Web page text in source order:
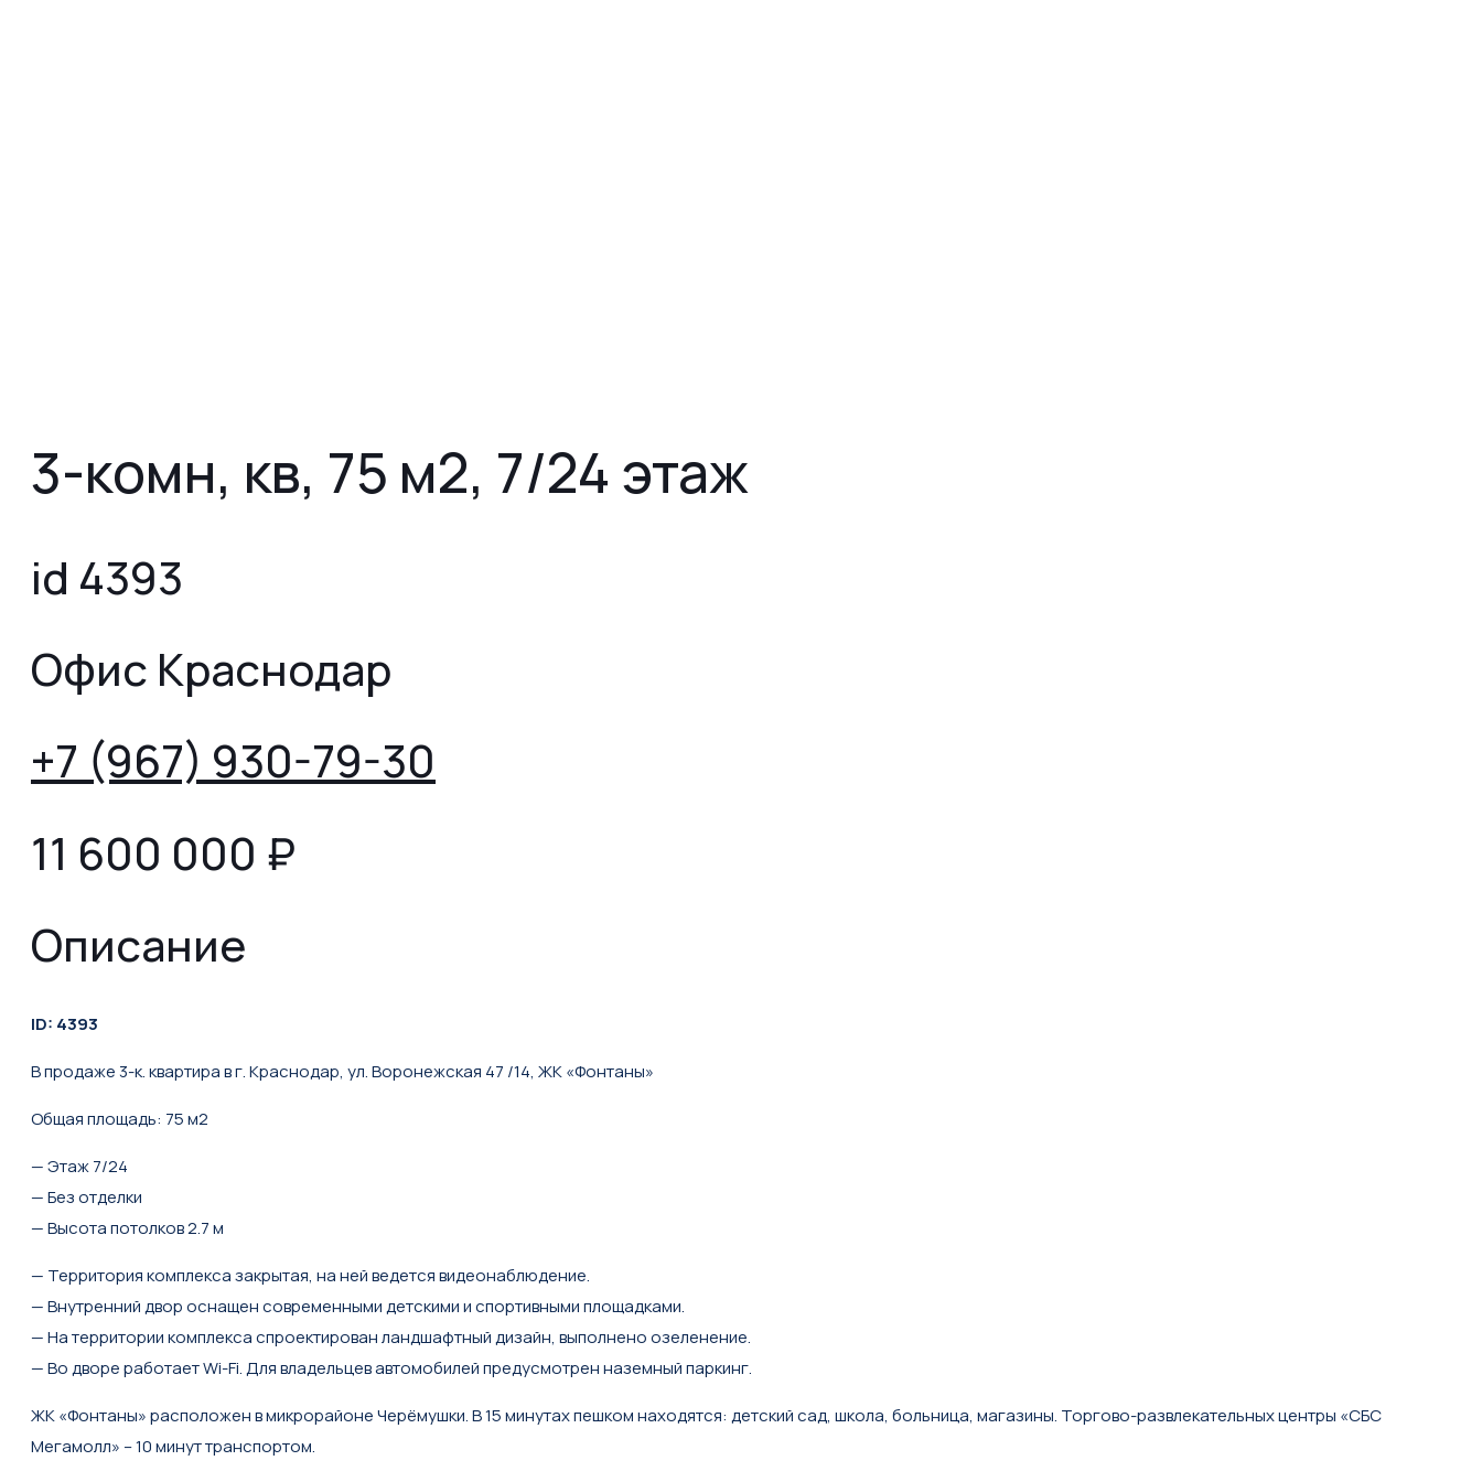
3-комн, кв, 75 м2, 7/24 этаж
id 4393
Офис Краснодар
+7 (967) 930-79-30
11 600 000 ₽
Описание
ID: 4393
В продаже 3-к. квартира в г. Краснодар, ул. Воронежская 47 /14, ЖК «Фонтаны»
Общая площадь: 75 м2
— Этаж 7/24
— Без отделки
—Высота потолков2.7 м
— Территория комплекса закрытая, на ней ведется видеонаблюдение.
— Внутренний двор оснащен современными детскими и спортивными площадками.
— На территории комплекса спроектирован ландшафтный дизайн, выполнено озеленение.
— Во дворе работает Wi-Fi. Для владельцев автомобилей предусмотрен наземный паркинг.
ЖК «Фонтаны» расположен в микрорайоне Черёмушки. В 15 минутах пешком находятся: детский сад, школа, больница, магазины. Торгово-развлекательных центры «СБС
Мегамолл» – 10 минут транспортом.